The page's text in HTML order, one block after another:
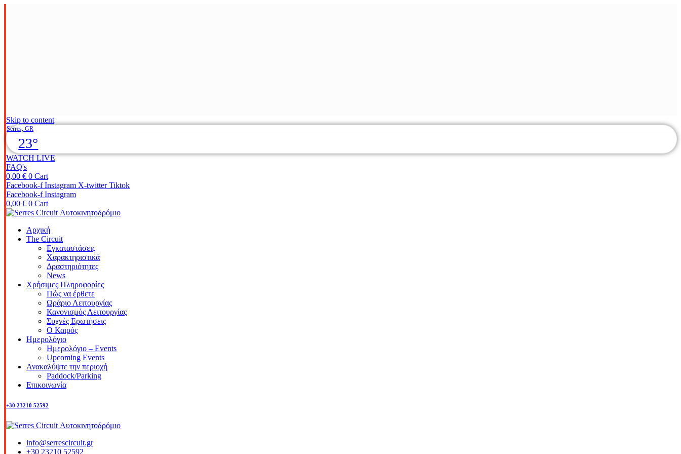
Skip to content
Serres, GR
23°
WATCH LIVE
FAQ's
0,00 € 0 Cart
Facebook-f Instagram X-twitter Tiktok
Facebook-f Instagram
0,00 € 0 Cart
Αρχική
The Circuit
Εγκαταστάσεις
Χαρακτηριστικά
Δραστηριότητες
News
Χρήσιμες Πληροφορίες
Πώς να έρθετε
Ωράριο Λειτουργίας
Κανονισμός Λειτουργίας
Συχνές Ερωτήσεις
Ο Καιρός
Ημερολόγιο
Ημερολόγιο – Events
Upcoming Events
Ανακαλύψτε την περιοχή
Paddock/Parking
Επικοινωνία
+30 23210 52592
info@serrescircuit.gr
+30 23210 52592